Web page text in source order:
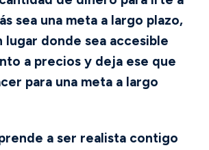
sea una meta a largo plazo,
lugar donde sea accesible
a precios y deja ese que
para una meta a largo
a ser realista contigo